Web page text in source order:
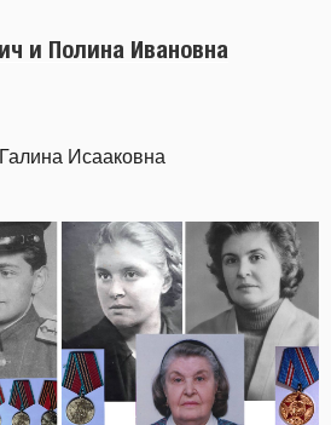
и Полина Ивановна
Исааковна